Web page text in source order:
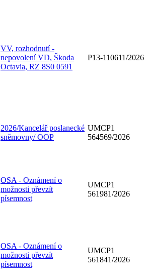
VV, rozhodnutí -
nepovolení VD, Škoda
Octavia, RZ 8S0 0591
P13-110611/2026
2026/Kancelář poslanecké
sněmovny/ OOP
UMCP1
564569/2026
OSA - Oznámení o
možnosti převzít
písemnost
UMCP1
561981/2026
OSA - Oznámení o
možnosti převzít
písemnost
UMCP1
561841/2026